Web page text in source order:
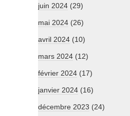
juin 2024 (29)
mai 2024 (26)
avril 2024 (10)
mars 2024 (12)
février 2024 (17)
janvier 2024 (16)
décembre 2023 (24)